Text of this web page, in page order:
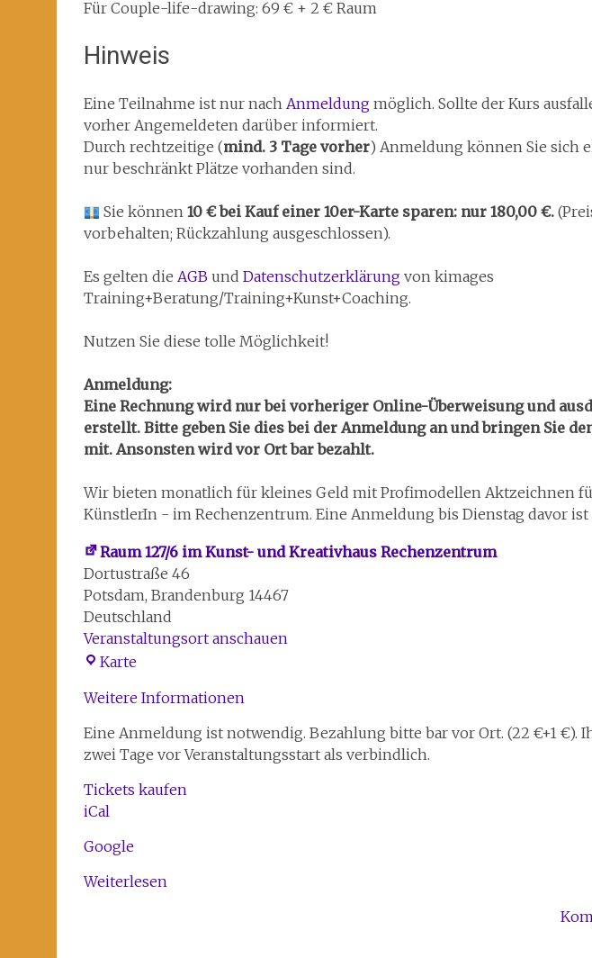
Für Couple-life-drawing: 69 € + 2 € Raum
Hinweis
Eine Teilnahme ist nur nach Anmeldung möglich. Sollte der Kurs
vorher Angemeldeten darüber informiert.
Durch rechtzeitige (mind. 3 Tage vorher) Anmeldung können Sie sich
nur beschränkt Plätze vorhanden sind.
Sie können 10 € bei Kauf einer 10er-Karte sparen: nur 180,00 €.
vorbehalten; Rückzahlung ausgeschlossen).
Es gelten die AGB und Datenschutzerklärung von kimages
Training+Beratung/Training+Kunst+Coaching.
Nutzen Sie diese tolle Möglichkeit!
Anmeldung:
Eine Rechnung wird nur bei vorheriger Online-Überweisung und
erstellt. Bitte geben Sie dies bei der Anmeldung an und bringen Sie
mit. Ansonsten wird vor Ort bar bezahlt.
Wir bieten monatlich für kleines Geld mit Profimodellen Aktzeichnen
KünstlerIn - im Rechenzentrum. Eine Anmeldung bis Dienstag davor
Raum 127/6 im Kunst- und Kreativhaus Rechenzentrum
Dortustraße 46
Potsdam, Brandenburg 14467
Deutschland
Veranstaltungsort anschauen
KarteRaum
im
Kunst-
Kreativhaus
Rechenzentrum
Weitere Informationen
Eine Anmeldung ist notwendig. Bezahlung bitte bar vor Ort. (22 €+1 €).
zwei Tage vor Veranstaltungsstart als verbindlich.
Tickets kaufen
iCal
Google
Weiterlesen